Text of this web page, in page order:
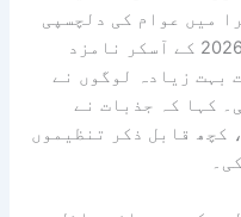
میں عوام کی دلچسپی
کے بارے میں یقین رکھتے ہیں۔ 2026 کے آسکر نامزد
بہت زیادہ لوگوں نے
کہا کہ جذبات نے
کچھ قابل ذکر تنظیموں